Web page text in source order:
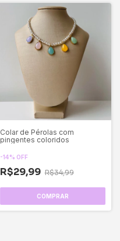
Colar de Pérolas com
pingentes coloridos
-14% OFF
R$29,99 R$34,99